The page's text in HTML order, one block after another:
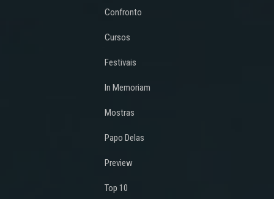
Confronto
Cursos
Festivais
In Memoriam
Mostras
Papo Delas
Preview
Top 10